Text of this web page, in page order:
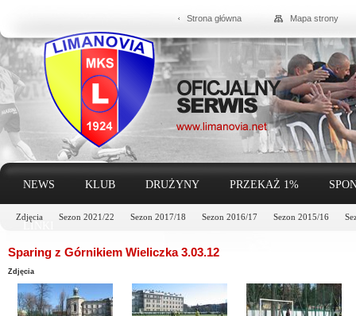
Strona główna Mapa strony
NEWS KLUB DRUŻYNY PRZEKAŻ 1%
Zdjęcia Sezon 2021/22 Sezon 2017/18 Sezon 2016/17 Sezon 2015/16
LINKI
Sparing z Górnikiem Wieliczka 3.03.12
Zdjęcia